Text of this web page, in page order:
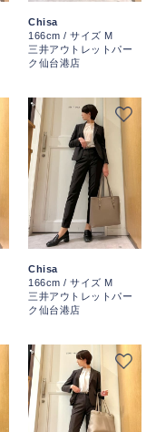
Chisa
166cm / サイズ M
三井アウトレットパー
ク仙台港店
Chisa
166cm / サイズ M
三井アウトレットパー
ク仙台港店